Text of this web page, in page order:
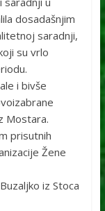
dosadašnjim
saradnji,
su vrlo
i bivše
Mostara.
prisutnih
Žene
iz Stoca